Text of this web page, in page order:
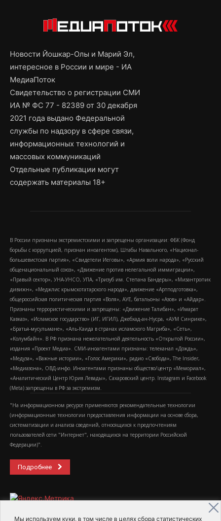
Мы используем куки, в том числе в целях сбора статистических
Новости Йошкар-Олы и Марий Эл,
интересное в России и мире - ИА
МедиаПоток
Свидетельство о регистрации СМИ
ИА № ФС 77 - 82389 от 30 декабря
2021 года выдано Федеральной
службы по надзору в сфере связи,
информационных технологий и
массовых коммуникаций
Отдельные публикации могут
содержать материалы 18+
В России признаны экстремистскими и запрещены организации: ФБК (Фонд
борьбы с коррупцией, признан иноагентом), Штабы Навального, «Национал-
большевистская партия», «Свидетели Иеговы», «Армия воли народа», «Русский
общенациональный союз», «Движение против нелегальной иммиграции»,
«Правый сектор», УНА-УНСО, УПА, «Тризуб им. Степана Бандеры», «Мизантропик
дивижн», «Меджлис крымскотатарского народа», движение «Артподготовка»,
общероссийская политическая партия «Воля», АУЕ, батальоны «Азов» и «Айдар».
Признаны террористическими и запрещены: «Движение Талибан», «Имарат
Кавказ», «Исламское государство» (ИГ, ИГИЛ), Джебхад-ан-Нусра, «АУМ Синрике»,
«Братья-мусульмане», «Аль-Каида в странах исламского Магриба», «Сеть»,
«Колумбайн». В РФ признана нежелательной деятельность «Открытой России»,
издания «Проект Медиа». СМИ-иноагентами признаны: телеканал «Дождь»,
«Медуза», «Важные истории», «Голос Америки», радио «Свобода», The Insider,
«Медиазона», ОВД-инфо. Иноагентами признаны общество/центр «Мемориал»,
«Аналитический Центр Юрия Левады», Сахаровский центр. Instagram и Facebook
(Metа) запрещены в РФ за экстремизм.
"На информационном ресурсе применяются рекомендательные технологии
(информационные технологии предоставления информации на основе сбора,
систематизации и анализа сведений, относящихся к предпочтениям
пользователей сети "Интернет", находящихся на территории Российской
Федерации)".
Подробнее